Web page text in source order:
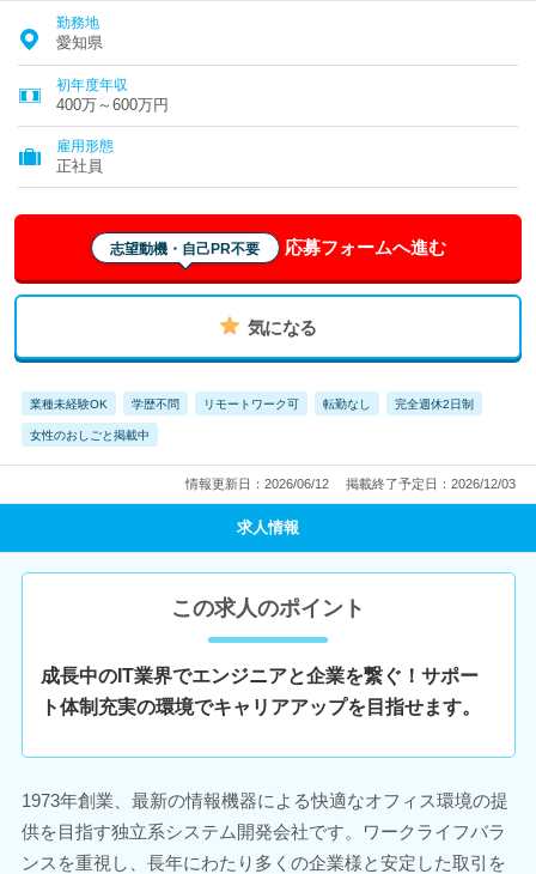
勤務地
愛知県
初年度年収
400万～600万円
雇用形態
正社員
志望動機・自己PR不要 応募フォームへ進む
気になる
業種未経験OK 学歴不問 リモートワーク可 転勤なし 完全週休2日制
女性のおしごと掲載中
情報更新日：2026/06/12 掲載終了予定日：2026/12/03
求人情報
この求人のポイント
成長中のIT業界でエンジニアと企業を繋ぐ！サポー
ト体制充実の環境でキャリアアップを目指せます。
1973年創業、最新の情報機器による快適なオフィス環境の提
供を目指す独立系システム開発会社です。ワークライフバラ
ンスを重視し、長年にわたり多くの企業様と安定した取引を